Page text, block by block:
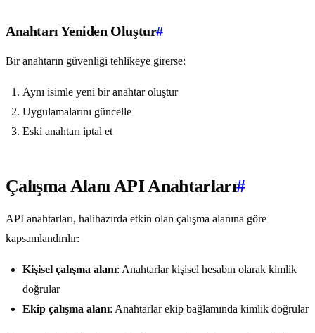
Anahtarı Yeniden Oluştur#
Bir anahtarın güvenliği tehlikeye girerse:
Aynı isimle yeni bir anahtar oluştur
Uygulamalarını güncelle
Eski anahtarı iptal et
Çalışma Alanı API Anahtarları#
API anahtarları, halihazırda etkin olan çalışma alanına göre
kapsamlandırılır:
Kişisel çalışma alanı: Anahtarlar kişisel hesabın olarak kimlik
doğrular
Ekip çalışma alanı: Anahtarlar ekip bağlamında kimlik doğrular